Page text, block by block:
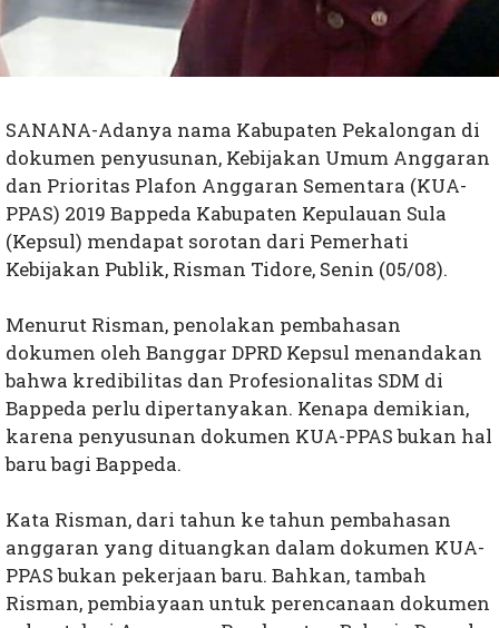
SANANA-Adanya nama Kabupaten Pekalongan di
dokumen penyusunan, Kebijakan Umum Anggaran
dan Prioritas Plafon Anggaran Sementara (KUA-
PPAS) 2019 Bappeda Kabupaten Kepulauan Sula
(Kepsul) mendapat sorotan dari Pemerhati
Kebijakan Publik, Risman Tidore, Senin (05/08).
Menurut Risman, penolakan pembahasan
dokumen oleh Banggar DPRD Kepsul menandakan
bahwa kredibilitas dan Profesionalitas SDM di
Bappeda perlu dipertanyakan. Kenapa demikian,
karena penyusunan dokumen KUA-PPAS bukan hal
baru bagi Bappeda.
Kata Risman, dari tahun ke tahun pembahasan
anggaran yang dituangkan dalam dokumen KUA-
PPAS bukan pekerjaan baru. Bahkan, tambah
Risman, pembiayaan untuk perencanaan dokumen